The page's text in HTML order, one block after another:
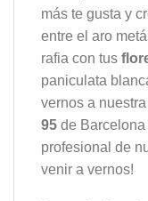
más te gusta y
entre el aro
rafia con tus
paniculata
vernos a
95 de
profesional de
venir a vernos!